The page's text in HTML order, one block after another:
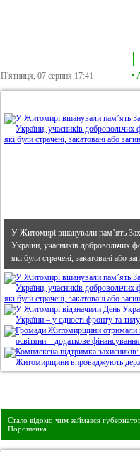
П'ятниця, 07 серпня 17:41 •
У Житомирі вшанували пам’ять
України, учасників добровольчих
які були страчені, закатовані або
Стало відомо чим займався
Порошенка